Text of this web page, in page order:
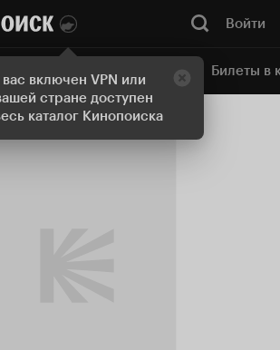
вас включен VPN или
стране доступен
каталог Кинопоиска
Войти
Онлайн-кинотеатр Билеты в